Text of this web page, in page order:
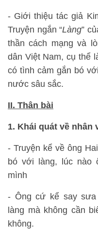
- Giới thiệu tác giả
Truyện ngắn “Làng”
thần cách mạng và
dân Việt Nam, cụ thể
có tình cảm gắn bó
nước sâu sắc.
II. Thân bài
1. Khái quát về nhân
- Truyện kể về ông
bó với làng, lúc nào
mình
- Ông cứ kể say
làng mà không cần
không.